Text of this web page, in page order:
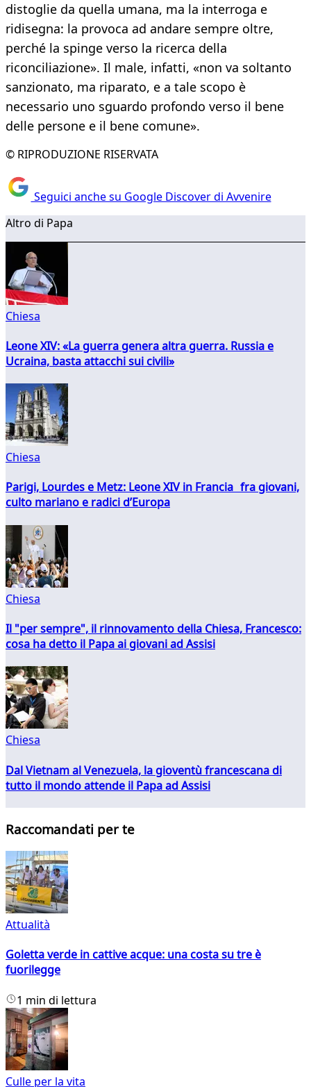
distoglie da quella umana, ma la interroga e
ridisegna: la provoca ad andare sempre oltre,
perché la spinge verso la ricerca della
riconciliazione». Il male, infatti, «non va soltanto
sanzionato, ma riparato, e a tale scopo è
necessario uno sguardo profondo verso il bene
delle persone e il bene comune».
© RIPRODUZIONE RISERVATA
Seguici anche su Google Discover di Avvenire
Altro di Papa
Chiesa
Leone XIV: «La guerra genera altra guerra. Russia e
Ucraina, basta attacchi sui civili»
Chiesa
Parigi, Lourdes e Metz: Leone XIV in Francia fra giovani,
culto mariano e radici d’Europa
Chiesa
Il "per sempre", il rinnovamento della Chiesa, Francesco:
cosa ha detto il Papa ai giovani ad Assisi
Chiesa
Dal Vietnam al Venezuela, la gioventù francescana di
tutto il mondo attende il Papa ad Assisi
Raccomandati per te
Attualità
Goletta verde in cattive acque: una costa su tre è
fuorilegge
1 min di lettura
Culle per la vita